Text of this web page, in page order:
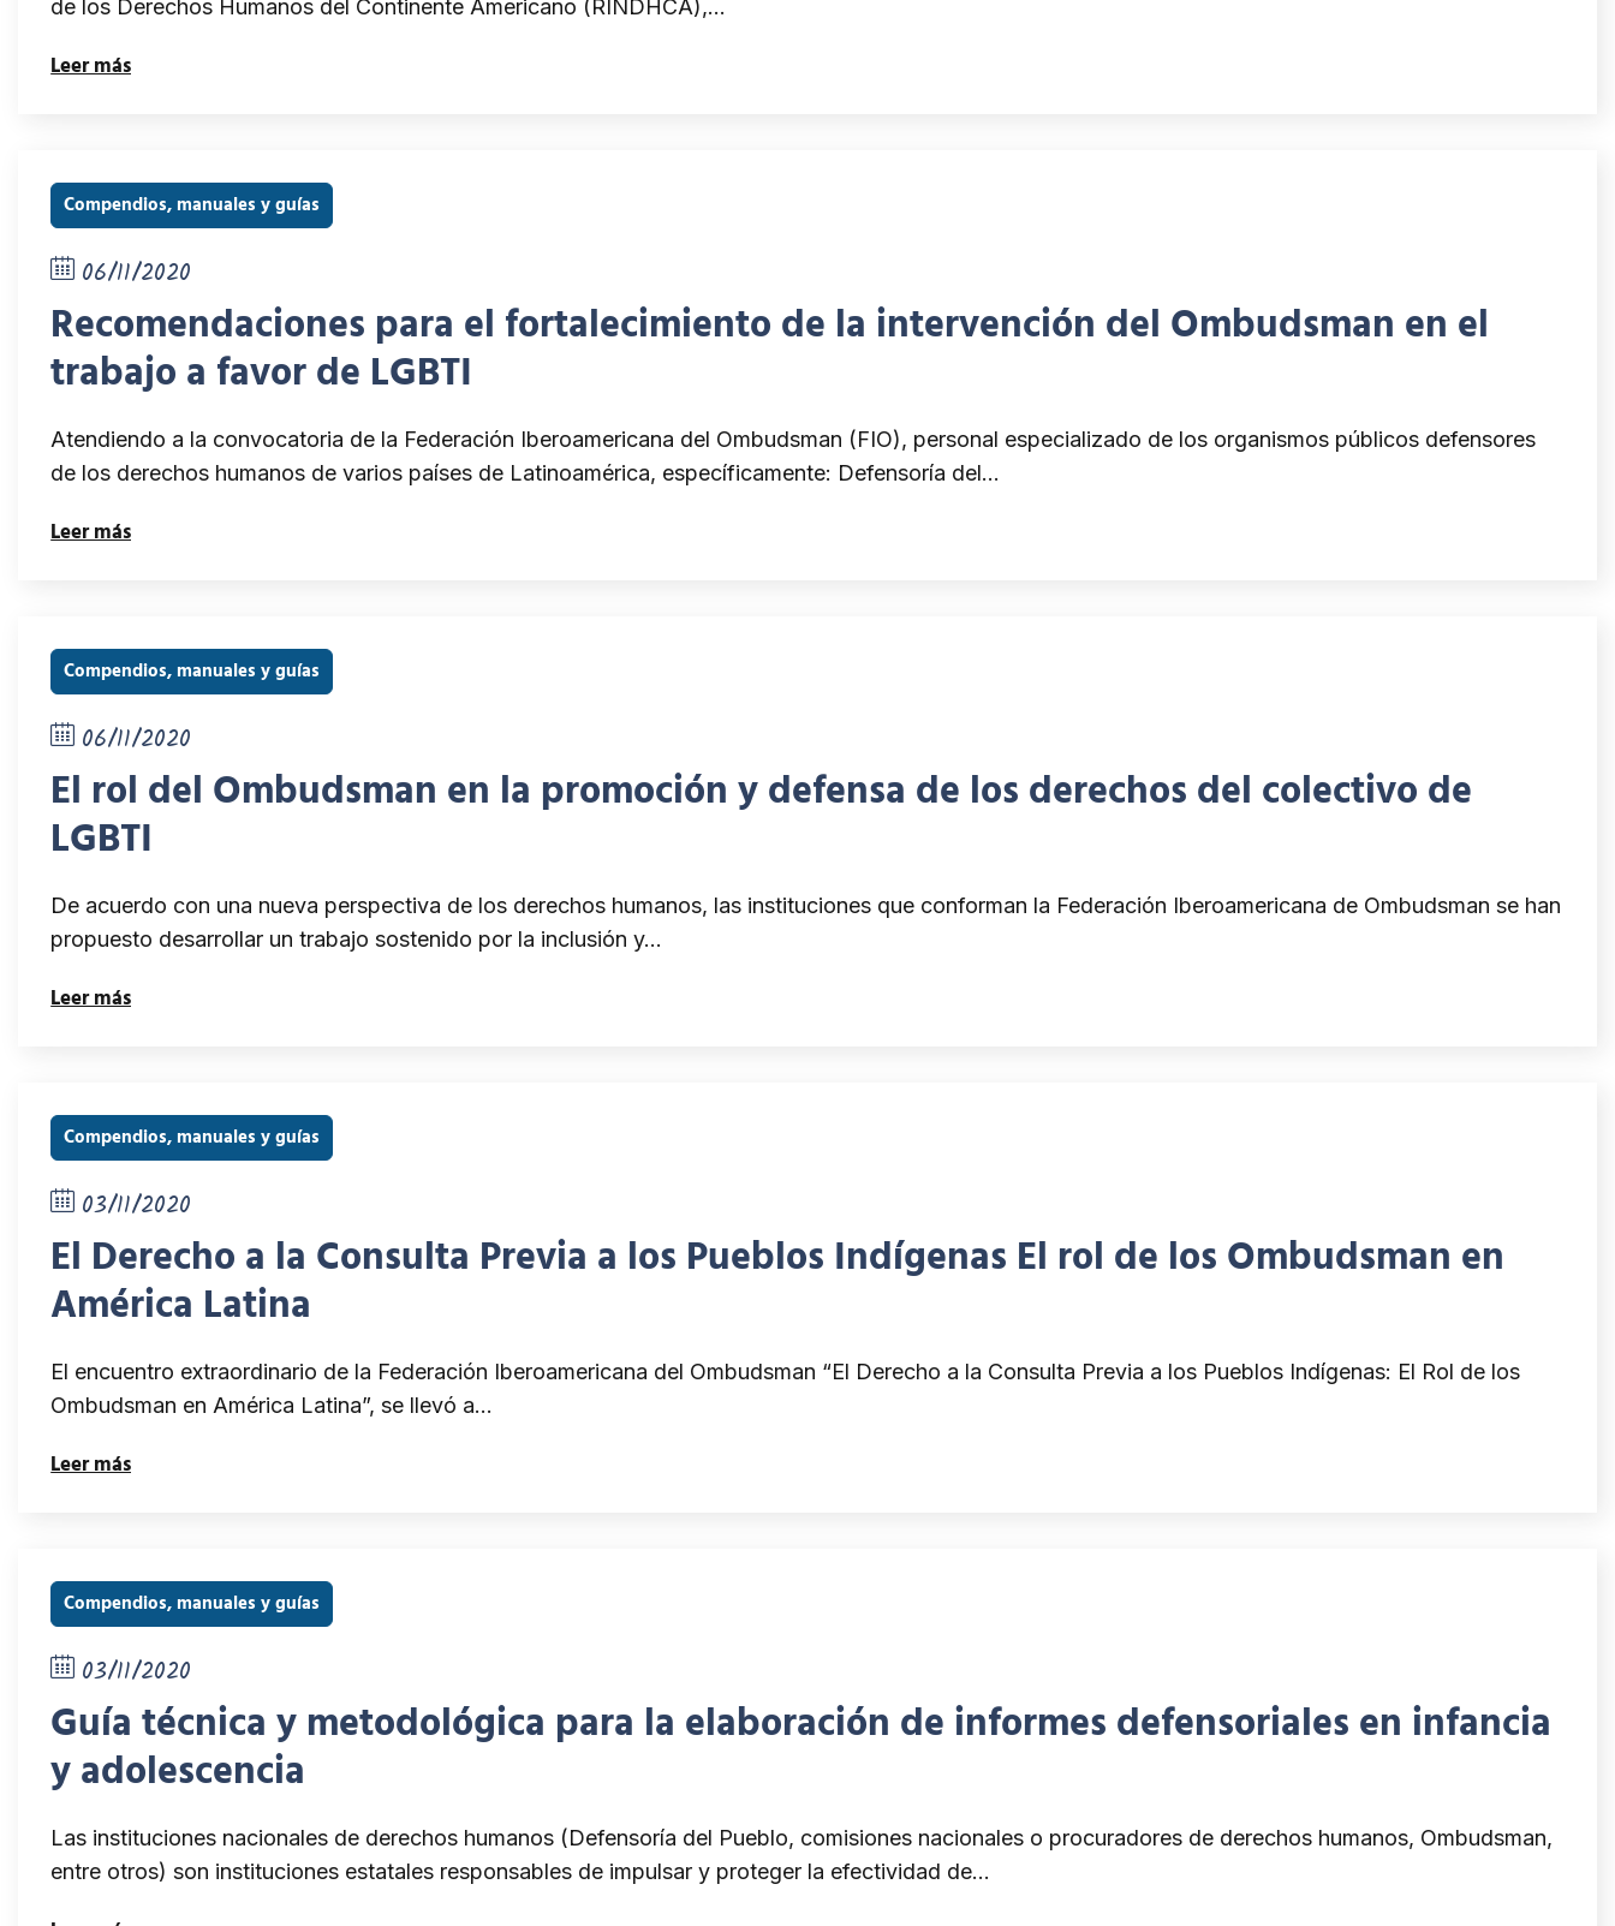
de los Derechos Humanos del Continente Americano (RINDHCA),…
Leer más
Compendios, manuales y guías
06/11/2020
Recomendaciones para el fortalecimiento de la intervención del Ombudsman en el
trabajo a favor de LGBTI
Atendiendo a la convocatoria de la Federación Iberoamericana del Ombudsman (FIO), personal especializado de los organismos públicos defensores
de los derechos humanos de varios países de Latinoamérica, específicamente: Defensoría del…
Leer más
Compendios, manuales y guías
06/11/2020
El rol del Ombudsman en la promoción y defensa de los derechos del colectivo de
LGBTI
De acuerdo con una nueva perspectiva de los derechos humanos, las instituciones que conforman la Federación Iberoamericana de Ombudsman se han
propuesto desarrollar un trabajo sostenido por la inclusión y…
Leer más
Compendios, manuales y guías
03/11/2020
El Derecho a la Consulta Previa a los Pueblos Indígenas El rol de los Ombudsman en
América Latina
El encuentro extraordinario de la Federación Iberoamericana del Ombudsman “El Derecho a la Consulta Previa a los Pueblos Indígenas: El Rol de los
Ombudsman en América Latina”, se llevó a…
Leer más
Compendios, manuales y guías
03/11/2020
Guía técnica y metodológica para la elaboración de informes defensoriales en infancia
y adolescencia
Las instituciones nacionales de derechos humanos (Defensoría del Pueblo, comisiones nacionales o procuradores de derechos humanos, Ombudsman,
entre otros) son instituciones estatales responsables de impulsar y proteger la efectividad de…